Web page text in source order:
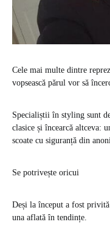
Cele mai multe dintre
vopsească părul vor să
Specialiștii în styling sunt
clasice și încearcă altceva:
scoate cu siguranță din
Se potrivește oricui
Deși la început a fost privită
una aflată în tendințe.